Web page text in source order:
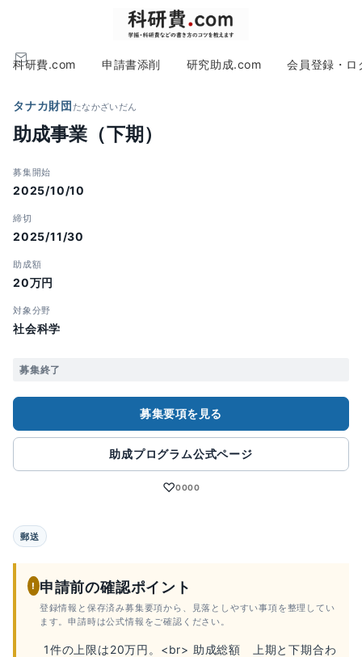
科研費.com 申請書添削 研究助成.com 会員登録・ロ
タナカ財団 たなかざいだん
助成事業（下期）
募集開始
2025/10/10
締切
2025/11/30
助成額
20万円
対象分野
社会科学
募集終了
募集要項を見る
助成プログラム公式ページ
♡0000
郵送
! 申請前の確認ポイント
登録情報と保存済み募集要項から、見落としやすい事項を整理してい
ます。申請時は公式情報をご確認ください。
1件の上限は20万円。<br> 助成総額 上期と下期合わ